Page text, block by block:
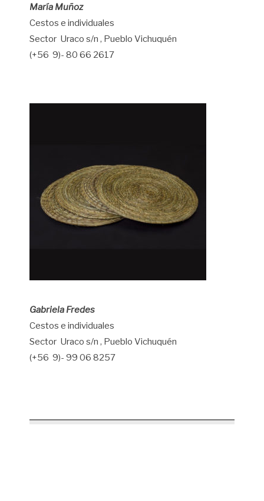
María Muñoz
Cestos e individuales
Sector Uraco s/n , Pueblo Vichuquén
(+56 9)- 80 66 2617
Gabriela Fredes
Cestos e individuales
Sector Uraco s/n , Pueblo Vichuquén
(+56 9)- 99 06 8257